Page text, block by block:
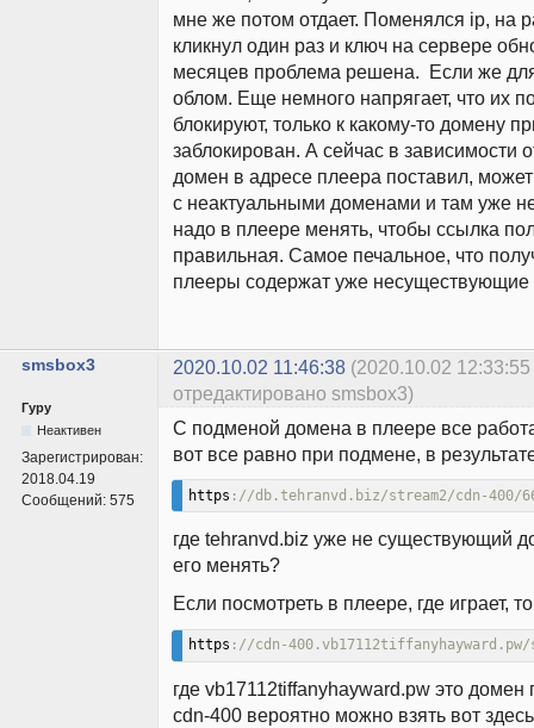
мне же потом отдает. Поменялся ip, на
кликнул один раз и ключ на сервере
месяцев проблема решена. Если же
облом. Еще немного напрягает, что их
блокируют, только к какому-то домену
заблокирован. А сейчас в зависимости
домен в адресе плеера поставил,
с неактуальными доменами и там уже
надо в плеере менять, чтобы ссылка
правильная. Самое печальное, что
плееры содержат уже
smsbox3 2020.10.02 11:46:38 (2020.10.02 12:33:55
отредактировано smsbox3)
Гуру
Неактивен
Зарегистрирован:
2018.04.19
Сообщений: 575
С подменой домена в плеере все
вот все равно при подмене, в
https ://db.tehranvd.biz/stream2/cdn-400/
где tehranvd.biz уже не существующий
его менять?
Если посмотреть в плеере, где играет,
https ://cdn-400.vb17112tiffanyhayward.pw/
где vb17112tiffanyhayward.pw это
cdn-400 вероятно можно взять вот